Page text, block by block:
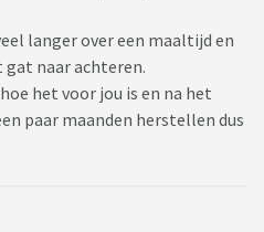
langer over een maaltijd en
naar achteren.
het voor jou is en na het
paar maanden herstellen dus